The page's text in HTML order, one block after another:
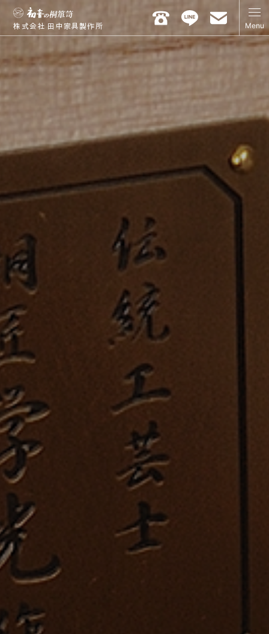
株式会社 田中家具製作所 Menu